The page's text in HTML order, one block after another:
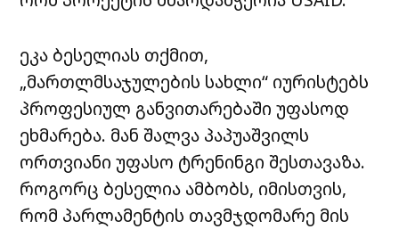
ეკა ბესელიას თქმით,
„მართლმსაჯულების სახლი“ იურისტებს
პროფესიულ განვითარებაში უფასოდ
ეხმარება. მან შალვა პაპუაშვილს
ორთვიანი უფასო ტრენინგი შესთავაზა.
როგორც ბესელია ამბობს, იმისთვის,
რომ პარლამენტის თავმჯდომარე მის